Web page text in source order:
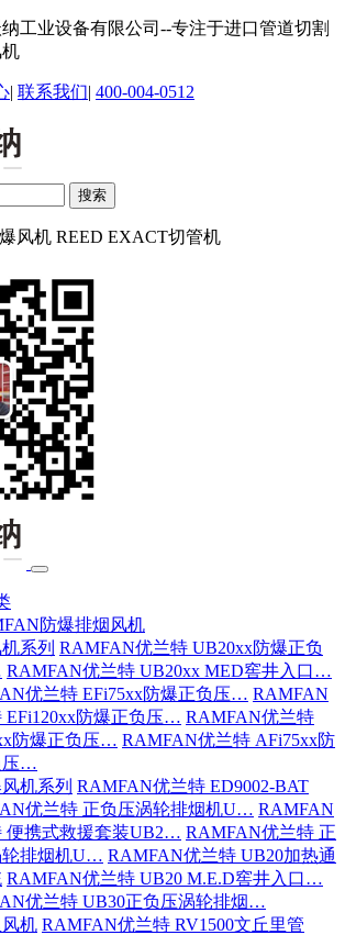
工业设备有限公司--专注于进口管道切割
| 联系我们| 400-004-0512
搜索
风机 REED EXACT切管机
防爆排烟风机
系列 RAMFAN优兰特 UB20xx防爆正负
RAMFAN优兰特 UB20xx MED窖井入口…
优兰特 EFi75xx防爆正负压… RAMFAN
EFi120xx防爆正负压… RAMFAN优兰特
防爆正负压… RAMFAN优兰特 AFi75xx防
压…
机系列 RAMFAN优兰特 ED9002-BAT
优兰特 正负压涡轮排烟机U… RAMFAN
便携式救援套装UB2… RAMFAN优兰特 正
轮排烟机U… RAMFAN优兰特 UB20加热通
RAMFAN优兰特 UB20 M.E.D窖井入口…
优兰特 UB30正负压涡轮排烟…
机 RAMFAN优兰特 RV1500文丘里管